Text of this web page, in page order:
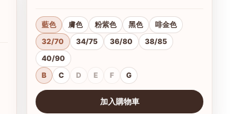
藍色 膚色 粉紫色 黑色
啡金色
32/70
34/75 36/80
38/85
40/90
B
C D E F G
加入購物車